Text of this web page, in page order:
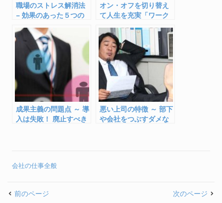
職場のストレス解消法
– 効果のあった５つの
オン・オフを切り替え
て人生を充実「ワーク
方」
成果主義の問題点 ～ 導
入は失敗！ 廃止すべき
悪い上司の特徴 ～ 部下
や会社をつぶすダメな
会社の仕事全般
前のページ 次のページ